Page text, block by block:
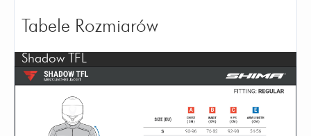
Tabele Rozmiarów
Shadow TFL